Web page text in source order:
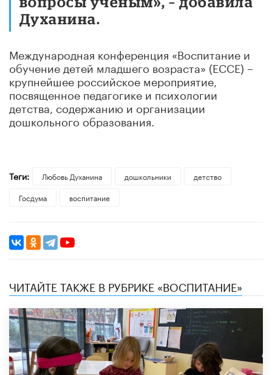
Духанина.
Международная конференция «Воспитание и
обучение детей младшего возраста» (ECCE) –
крупнейшее российское мероприятие,
посвященное педагогике и психологии
детства, содержанию и организации
дошкольного образования.
Теги: Любовь Духанина дошкольники
детство
Госдума
воспитание
ЧИТАЙТЕ ТАКЖЕ В РУБРИКЕ «ВОСПИТАНИЕ»